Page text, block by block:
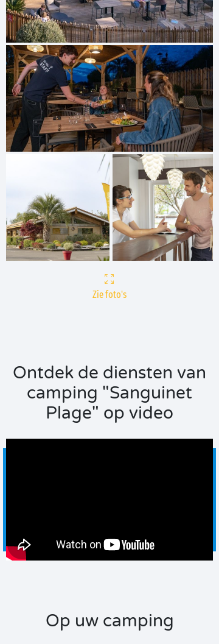
Zie foto's
Ontdek de diensten van
camping "Sanguinet
Plage" op video
Op uw camping